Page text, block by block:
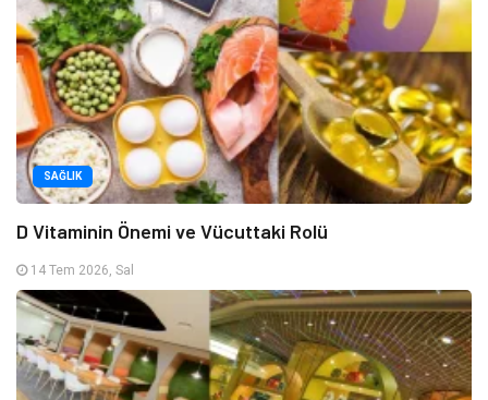
SAĞLIK
D Vitaminin Önemi ve Vücuttaki Rolü
14 Tem 2026, Sal